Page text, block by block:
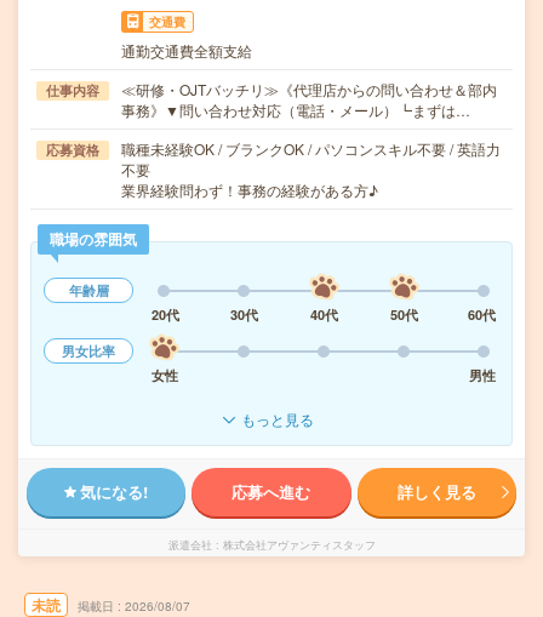
交通費
通勤交通費全額支給
仕事内容
≪研修・OJTバッチリ≫《代理店からの問い合わせ＆部内
事務》▼問い合わせ対応（電話・メール）┗まずは…
応募資格
職種未経験OK / ブランクOK / パソコンスキル不要 / 英語力
不要
業界経験問わず！事務の経験がある方♪
職場の雰囲気
年齢層
20代
30代 40代 50代
60代
男女比率
女性
男性
もっと見る
気になる! 応募へ進む 詳しく見る
派遣会社 株式会社アヴァンティスタッフ
未読 掲載日 2026/08/07